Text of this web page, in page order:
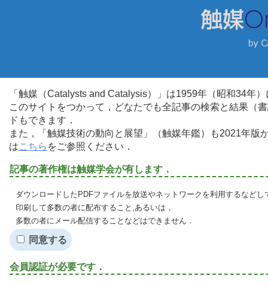
「触媒（Catalysts and Catalysis）」は1959年（昭和34年
このサイトをつかって，どなたでも全記事の検索と結果（
ドもできます．
また，「触媒技術の動向と展望」（触媒年鑑）も2021年
はこちら をご参照ください．
記事の著作権は触媒学会が有します．
ダウンロードしたPDFファイルを放送やネットワークを利用するなど
印刷して多数の者に配布すること,あるいは，
多数の者にメール配信することなどはできません．
同意する
会員認証が必要です．